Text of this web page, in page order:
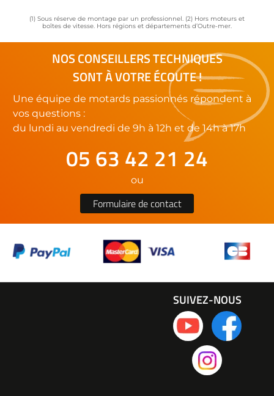
(1) Sous réserve de montage par un professionnel. (2) Hors moteurs et
boîtes de vitesse. Hors régions et départements d’Outre-mer.
NOS CONSEILLERS TECHNIQUES
SONT À VOTRE ÉCOUTE !
Une équipe de motards passionnés répondent à
vos questions :
du lundi au vendredi de 9h à 12h et de 14h à 17h
05 63 42 21 24
ou
Formulaire de contact
SUIVEZ-NOUS